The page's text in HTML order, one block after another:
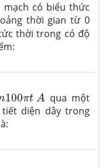
có biểu thức
thời gian từ 0
thời trong có độ
100πt A
πtA
qua một
diện dây trong